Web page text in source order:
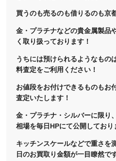
買うのも売るのも借りるのも京
金・プラチナなどの貴金属製品
く取り扱っております！
うちには預けられるようなもの
料査定をご利用ください！
お値段をお付けできるものもお
査定いたします！
金・プラチナ・シルバーに限り
相場を毎日HPにて公開しており
キッチンスケールなどで重さを
日のお買取り金額が一目瞭然で